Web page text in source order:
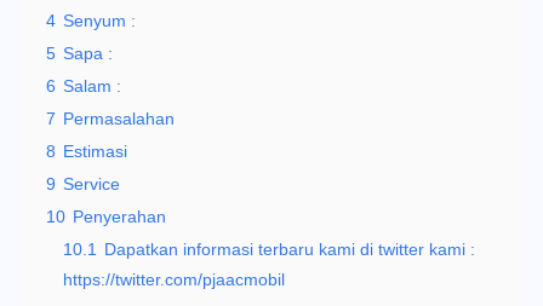
4 Senyum :
5 Sapa :
6 Salam :
7 Permasalahan
8 Estimasi
9 Service
10 Penyerahan
10.1
Dapatkan informasi terbaru kami di twitter kami :
https://twitter.com/pjaacmobil